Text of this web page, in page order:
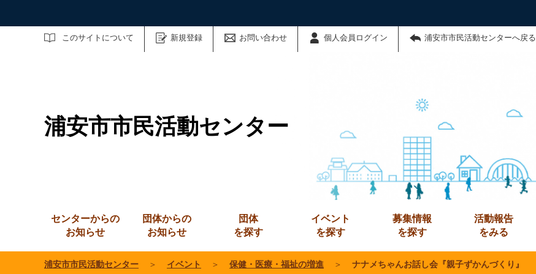
このサイトについて 新規登録 お問い合わせ 個人会員ログイン 浦安市市民活動センターへ戻る
サイト内検索
浦安市市民活動センター
センターからの
お知らせ
団体からの
お知らせ
団体
を探す
イベント
を探す
募集情報
を探す
活動報告
をみる
浦安市市民活動センター ＞ イベント ＞ 保健・医療・福祉の増進 ＞ ナナメちゃんお話し会『親子ずかんづくり』